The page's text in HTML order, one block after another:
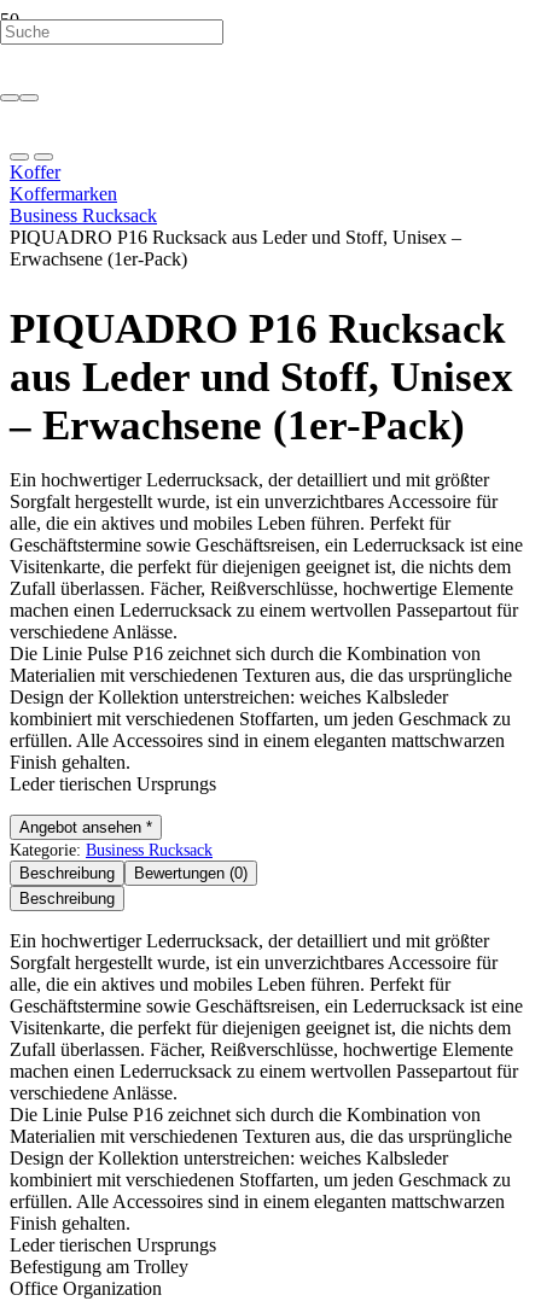
Koffer
Koffermarken
Business Rucksack
PIQUADRO P16 Rucksack aus Leder und Stoff, Unisex –
Erwachsene (1er-Pack)
PIQUADRO P16 Rucksack
aus Leder und Stoff, Unisex
– Erwachsene (1er-Pack)
Ein hochwertiger Lederrucksack, der detailliert und mit größter
Sorgfalt hergestellt wurde, ist ein unverzichtbares Accessoire für
alle, die ein aktives und mobiles Leben führen. Perfekt für
Geschäftstermine sowie Geschäftsreisen, ein Lederrucksack ist eine
Visitenkarte, die perfekt für diejenigen geeignet ist, die nichts dem
Zufall überlassen. Fächer, Reißverschlüsse, hochwertige Elemente
machen einen Lederrucksack zu einem wertvollen Passepartout für
verschiedene Anlässe.
Die Linie Pulse P16 zeichnet sich durch die Kombination von
Materialien mit verschiedenen Texturen aus, die das ursprüngliche
Design der Kollektion unterstreichen: weiches Kalbsleder
kombiniert mit verschiedenen Stoffarten, um jeden Geschmack zu
erfüllen. Alle Accessoires sind in einem eleganten mattschwarzen
Finish gehalten.
Leder tierischen Ursprungs
Angebot ansehen *
Kategorie: Business Rucksack
Beschreibung
Bewertungen (0)
Beschreibung
Ein hochwertiger Lederrucksack, der detailliert und mit größter
Sorgfalt hergestellt wurde, ist ein unverzichtbares Accessoire für
alle, die ein aktives und mobiles Leben führen. Perfekt für
Geschäftstermine sowie Geschäftsreisen, ein Lederrucksack ist eine
Visitenkarte, die perfekt für diejenigen geeignet ist, die nichts dem
Zufall überlassen. Fächer, Reißverschlüsse, hochwertige Elemente
machen einen Lederrucksack zu einem wertvollen Passepartout für
verschiedene Anlässe.
Die Linie Pulse P16 zeichnet sich durch die Kombination von
Materialien mit verschiedenen Texturen aus, die das ursprüngliche
Design der Kollektion unterstreichen: weiches Kalbsleder
kombiniert mit verschiedenen Stoffarten, um jeden Geschmack zu
erfüllen. Alle Accessoires sind in einem eleganten mattschwarzen
Finish gehalten.
Leder tierischen Ursprungs
Befestigung am Trolley
Office Organization